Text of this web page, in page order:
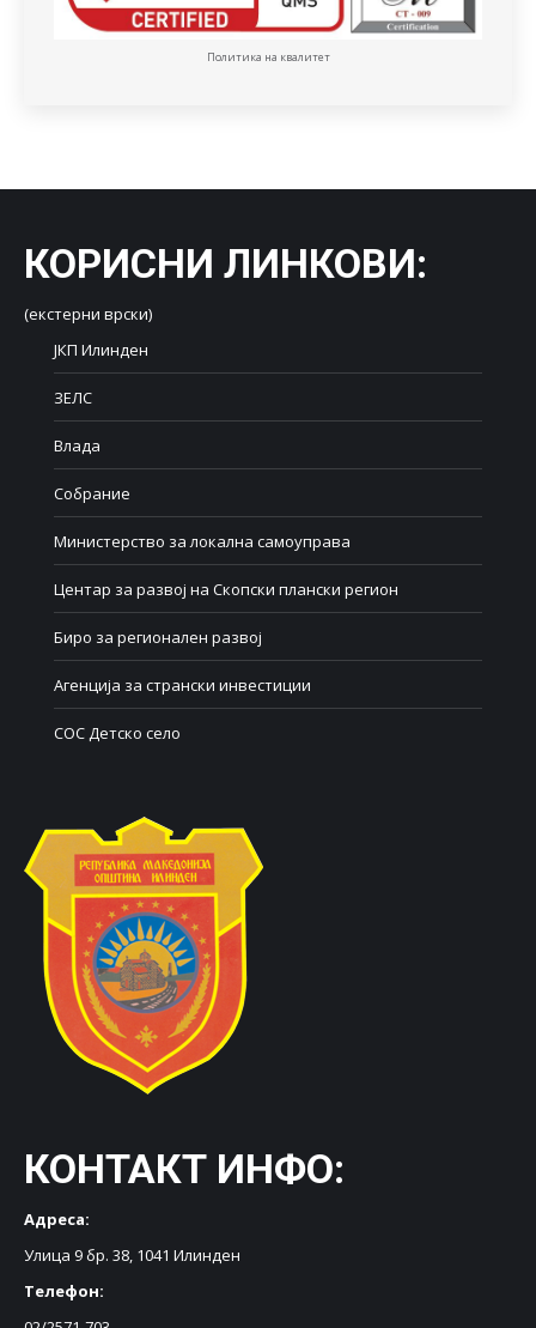
Политика на квалитет
КОРИСНИ ЛИНКОВИ:
(екстерни врски)
ЈКП Илинден
ЗЕЛС
Влада
Собрание
Министерство за локална самоуправа
Центар за развој на Скопски плански регион
Биро за регионален развој
Агенција за странски инвестиции
СОС Детско село
КОНТАКТ ИНФО:
Адреса:
Улица 9 бр. 38, 1041 Илинден
Телефон: